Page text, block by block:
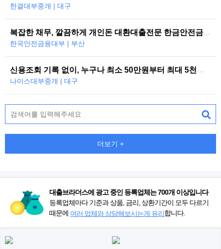
한결대부중개 | 대구
한국안전금융대부 | 부산
나이스대부중개 | 대구
더보기 +
대출브라더스에 광고 중인 등록업체는 700개 이상입니다
등록업체마다 기준과 상품, 금리, 상환기간이 모두 다르기
때문에 여러 업체와 상담해보시는게 유리합니다.